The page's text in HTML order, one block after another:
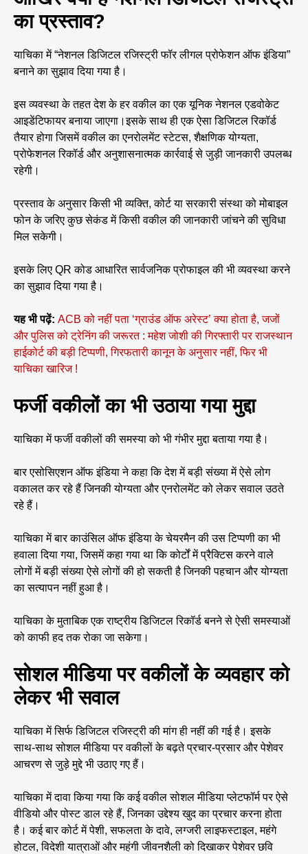
का प्रस्ताव?
याचिका में “नेशनल डिजिटल रजिस्ट्री फॉर लीगल प्रोफेशन ऑफ इंडिया”
बनाने का सुझाव दिया गया है।
इस व्यवस्था के तहत देश के हर वकील का एक यूनिक नेशनल एडवोकेट
आइडेंटिफायर बनाया जाएगा।इसके साथ ही एक ऐसा डिजिटल रिकॉर्ड
तैयार होगा जिसमें वकील का एनरोलमेंट स्टेटस, शैक्षणिक योग्यता,
प्रोफेशनल रिकॉर्ड और अनुशासनात्मक कार्रवाई से जुड़ी जानकारी उपलब्ध
रहेगी।
प्रस्ताव के अनुसार किसी भी व्यक्ति, कोर्ट या सरकारी संस्था को मोबाइल
फोन के जरिए कुछ सेकंड में किसी वकील की जानकारी जांचने की सुविधा
मिल सकेगी।
इसके लिए QR कोड आधारित सार्वजनिक प्रोफाइल की भी व्यवस्था करने
का सुझाव दिया गया है।
यह भी पढ़ें: ACB को नहीं पता ‘ग्राउंड ऑफ अरेस्ट’ क्या होता है, जजों
और पुलिस को ट्रेनिंग की जरूरत : महेश जोशी की गिरफ्तारी पर राजस्थान
हाईकोर्ट की बड़ी टिप्पणी, गिरफतारी कानून के अनुसार नहीं, फिर भी
याचिका खारिज !
फर्जी वकीलों का भी उठाया गया मुद्दा
याचिका में फर्जी वकीलों की समस्या को भी गंभीर मुद्दा बताया गया है।
बार एसोसिएशन ऑफ इंडिया ने कहा कि देश में बड़ी संख्या में ऐसे लोग
वकालत कर रहे हैं जिनकी योग्यता और एनरोलमेंट को लेकर सवाल उठते
रहे हैं।
याचिका में बार काउंसिल ऑफ इंडिया के चेयरमैन की उस टिप्पणी का भी
हवाला दिया गया, जिसमें कहा गया था कि कोर्टों में प्रैक्टिस करने वाले
लोगों में बड़ी संख्या ऐसे लोगों की हो सकती है जिनकी पहचान और योग्यता
का सत्यापन नहीं हुआ है।
याचिका के मुताबिक एक राष्ट्रीय डिजिटल रिकॉर्ड बनने से ऐसी समस्याओं
को काफी हद तक रोका जा सकेगा।
सोशल मीडिया पर वकीलों के व्यवहार को
लेकर भी सवाल
याचिका में सिर्फ डिजिटल रजिस्ट्री की मांग ही नहीं की गई है। इसके
साथ-साथ सोशल मीडिया पर वकीलों के बढ़ते प्रचार-प्रसार और पेशेवर
आचरण से जुड़े मुद्दे भी उठाए गए हैं।
याचिका में दावा किया गया कि कई वकील सोशल मीडिया प्लेटफॉर्म पर ऐसे
वीडियो और पोस्ट डाल रहे हैं, जिनका उद्देश्य खुद का प्रचार करना होता
है। कई बार कोर्ट में पेशी, सफलता के दावे, लग्जरी लाइफस्टाइल, महंगे
होटल, विदेशी यात्राओं और महंगी जीवनशैली को दिखाकर पेशेवर छवि